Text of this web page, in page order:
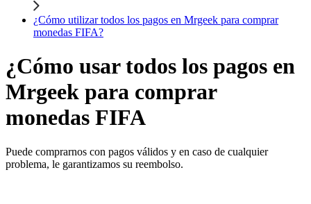
¿Cómo utilizar todos los pagos en Mrgeek para comprar
monedas FIFA?
¿Cómo usar todos los pagos en
Mrgeek para comprar
monedas FIFA
Puede comprarnos con pagos válidos y en caso de cualquier
problema, le garantizamos su reembolso.